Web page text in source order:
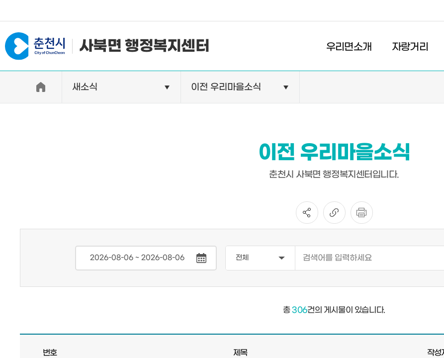
사북면 행정복지센터 우리면소개
우리면소개
자랑거리
민원안내
민원발급
장애인 편의시설 설치 현황
의료기관
약국
#일자리지원센터 #물가정보
새소식 이전 우리마을소식
이전 우리마을소식
춘천시 사북면 행정복지센터입니다.
총306건의 게시물이 있습니다.
번호 제목 작성